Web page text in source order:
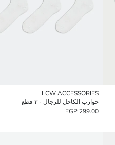
LCW ACCESSORIES
جوارب الكاحل للرجال - ٣ قطع
299.00 EGP